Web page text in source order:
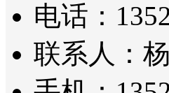
电话：
联系人：